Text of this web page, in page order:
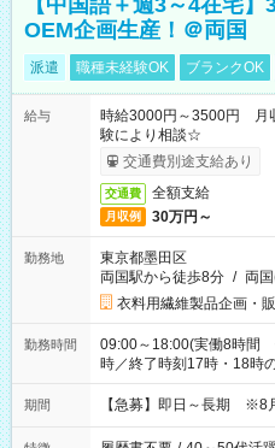
【中国語＋週3～4在宅
OEM企画生産！＠両国
派遣 職種未経験OK ブランクOK
給与
時給3000円～3500円
験により相談☆
交通費別途支給あり
交通費 全額支給
月収例 30万円～
勤務地
東京都墨田区
両国駅から徒歩8分 / 両
衣料用繊維製品企画・
勤務時間
09:00～18:00(実働8時間
時／終了時刻17時・18時
期間 【急募】即日～長期 ※8